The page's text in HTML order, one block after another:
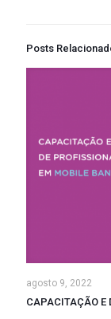
Posts
agosto 9, 2022
CAPACITAÇÃO E